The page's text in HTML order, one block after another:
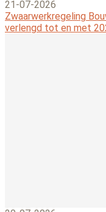
21-07-2026
Zwaarwerkregeling
verlengd tot en met